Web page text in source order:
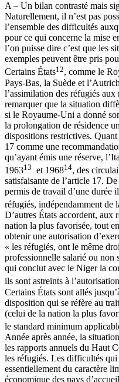
A – Un bilan contrasté mais
Naturellement, il n’est pas
l’ensemble des difficultés
pour ce qui concerne la mise
l’on puisse dire c’est que les
exemples peuvent être pris
Certains États12, comme le
Pays-Bas, la Suède et
l’assimilation des réfugiés
remarquer que la situation
si le Royaume-Uni a donné
la prolongation de résidence
dispositions restrictives.
17 comme une
qu’ayant émis une réserve,
196313 et 196814, des
satisfaisante de l’article 17.
permis de travail d’une durée
réfugiés, indépendamment de
D’autres États accordent, aux
nation la plus favorisée, tout
obtenir une autorisation
« les réfugiés, ont le même
professionnelle salarié ou non
qui conclut avec le Niger la
ils sont astreints à
Certains États sont allés
disposition qui se réfère au
(celui de la nation la plus
le standard minimum
Année après année, la
les rapports annuels du Haut
les réfugiés. Les difficultés
essentiellement du caractère
économique des pays